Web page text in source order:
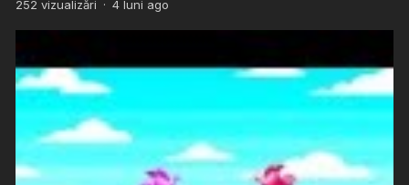
252 vizualizări · 4 luni ago